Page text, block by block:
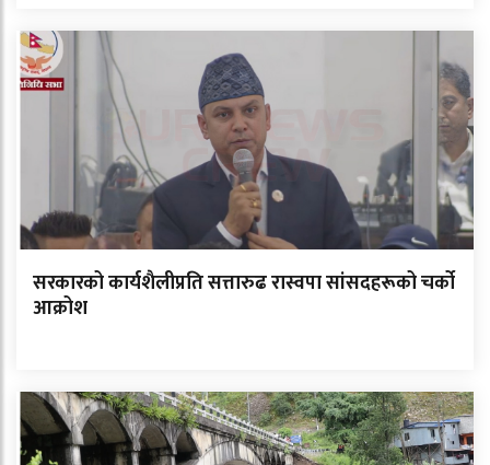
सरकारको कार्यशैलीप्रति सत्तारुढ रास्वपा सांसदहरूको चर्को
आक्रोश